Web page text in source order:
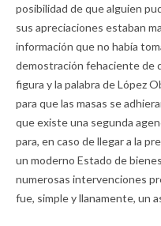
posibilidad de que alguien
sus apreciaciones estaban
información que no había
demostración fehaciente de
figura y la palabra de López
para que las masas se
que existe una segunda
para, en caso de llegar a la
un moderno Estado de
numerosas intervenciones
fue, simple y llanamente, un